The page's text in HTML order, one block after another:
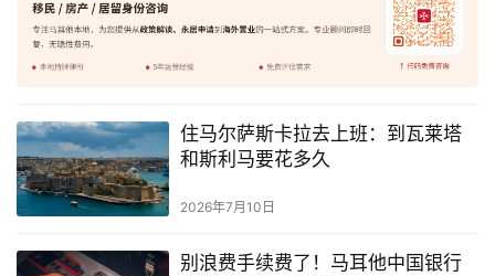
住马尔萨斯卡拉去上班：到瓦莱塔
和斯利马要花多久
2026年7月10日
别浪费手续费了！马耳他中国银行